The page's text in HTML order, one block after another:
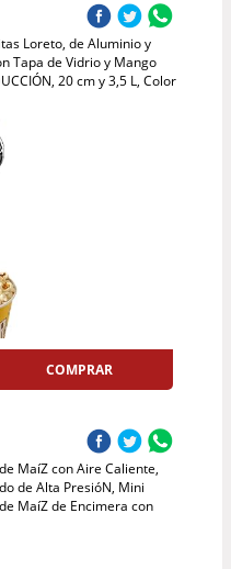
Loreto, de Aluminio y
Tapa de Vidrio y Mango
20 cm y 3,5 L, Color
COMPRAR
MaíZ con Aire Caliente,
de Alta PresióN, Mini
MaíZ de Encimera con